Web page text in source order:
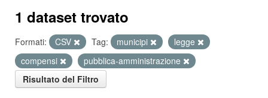
1 dataset trovato
Formati: CSV Tag: municipi
legge
compensi
pubblica-amministrazione
Risultato del Filtro